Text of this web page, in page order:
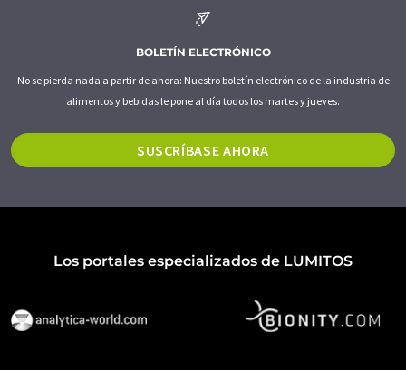
BOLETÍN ELECTRÓNICO
No se pierda nada a partir de ahora: Nuestro boletín electrónico de la industria de
alimentos y bebidas le pone al día todos los martes y jueves.
SUSCRÍBASE AHORA
Los portales especializados de LUMITOS